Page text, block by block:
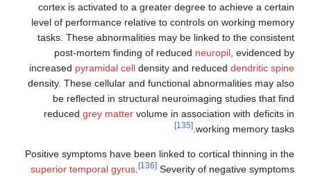
cortex is activated to a greater degree to
level of performance relative to controls on
tasks. These abnormalities may be linked to
post-mortem finding of reducedneuropil
increasedpyramidal celldensity and reduced
density. These cellular and functional
be reflected in structural neuroimaging
reducedgrey mattervolume in association
working
Positive symptoms have been linked to cortical
superior temporal gyrus. [136]Severity of